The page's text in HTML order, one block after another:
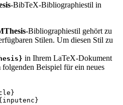
-BibTeX-Bibliographiestil in
-Bibliographiestil gehört zu
Stilen. Um diesen Stil zu
in Ihrem LaTeX-Dokument
Beispiel für ein neues
}
inputenc }